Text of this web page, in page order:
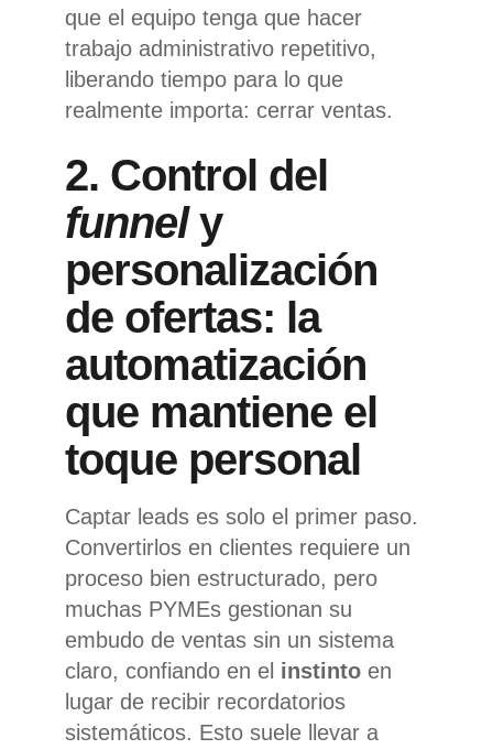
que el equipo tenga que hacer
trabajo administrativo repetitivo,
liberando tiempo para lo que
realmente importa: cerrar ventas.
2. Control del
funnely
personalización
de ofertas: la
automatización
que mantiene el
toque personal
Captar leads es solo el primer paso.
Convertirlos en clientes requiere un
proceso bien estructurado, pero
muchas PYMEs gestionan su
embudo de ventas sin un sistema
claro, confiando en el instinto en
lugar de recibir recordatorios
sistemáticos. Esto suele llevar a